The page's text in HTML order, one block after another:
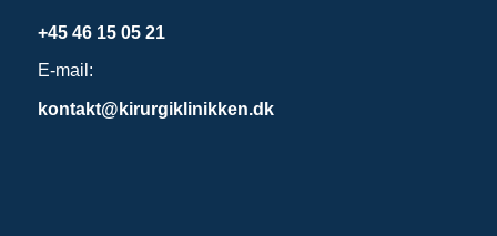
+45 46 15 05 21
E-mail:
kontakt@kirurgiklinikken.dk